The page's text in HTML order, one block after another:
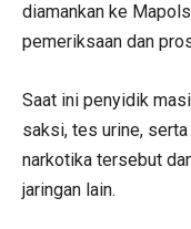
diamankan ke
pemeriksaan dan
Saat ini penyidik
saksi, tes urine,
narkotika tersebut
jaringan lain.